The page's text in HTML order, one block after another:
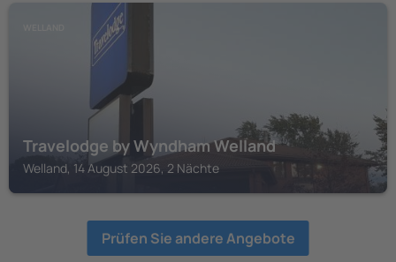
Travelodge by Wyndham Welland
Welland, 14 August 2026, 2 Nächte
Prüfen Sie andere Angebote